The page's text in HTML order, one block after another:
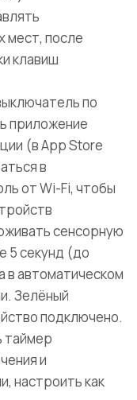
мест, после
клавиш
по
приложение
(в App Store
в
от Wi-Fi, чтобы
сенсорную
5 секунд (до
в автоматическом
Зелёный
подключено.
таймер
и
настроить как